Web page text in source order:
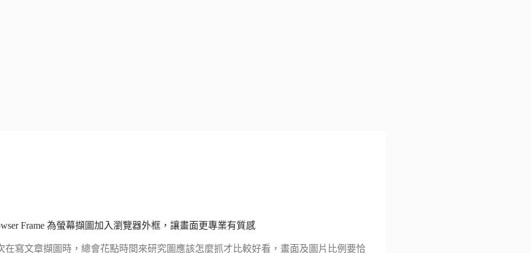
Frame 為螢幕擷圖加入瀏覽器外框，讓畫面更專業有質感
在寫文章擷圖時，總會花點時間來研究圖應該怎麼抓才比較好看，畫面及圖片比例要恰